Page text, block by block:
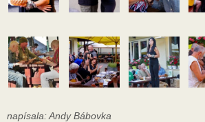
napísala: Andy Bábovka